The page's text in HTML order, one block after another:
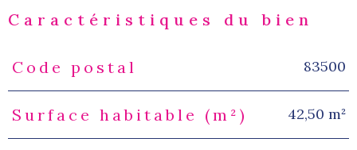
Caractéristiques du bien
Caractéristiques Valeurs
Code postal 83500
Surface habitable (m²) 42,50 m²